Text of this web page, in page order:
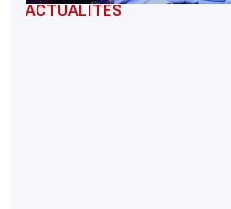
ACTUALITÉS